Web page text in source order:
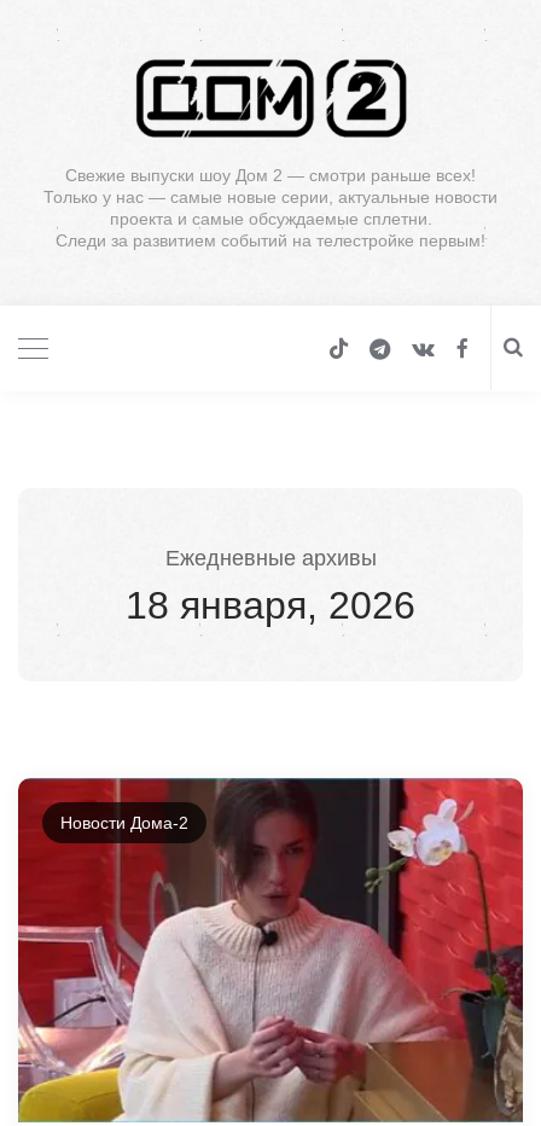
Свежие выпуски шоу Дом 2 — смотри раньше всех!
Только у нас — самые новые серии, актуальные новости
проекта и самые обсуждаемые сплетни.
Следи за развитием событий на телестройке первым!
Ежедневные архивы
18 января, 2026
Новости Дома-2